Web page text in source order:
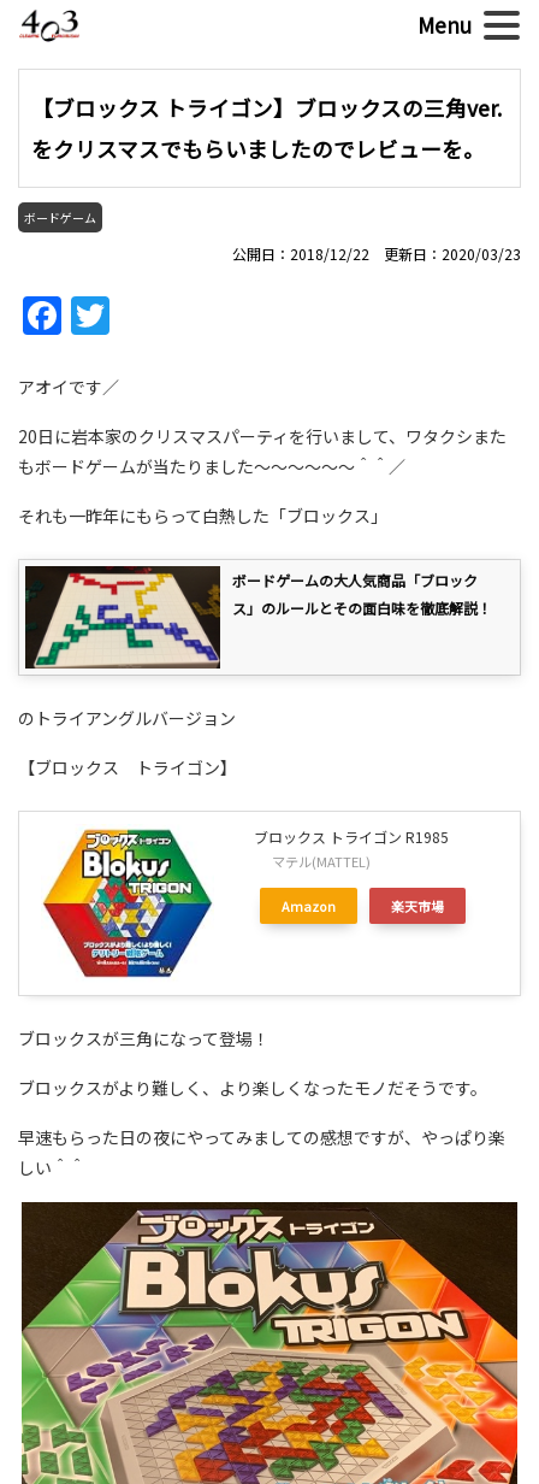
【ブロックス トライゴン】ブロックスの三角ver.
をクリスマスでもらいましたのでレビューを。
ボードゲーム
公開日：2018/12/22 更新日：2020/03/23
Facebook
アオイです／
20日に岩本家のクリスマスパーティを行いまして、ワタクシまた
もボードゲームが当たりました〜〜〜〜〜〜＾＾／
それも一昨年にもらって白熱した「ブロックス」
ボードゲームの大人気商品「ブロック
ス」のルールとその面白味を徹底解説！
のトライアングルバージョン
【ブロックス トライゴン】
ブロックス トライゴン R1985
マテル(MATTEL)
Amazon 楽天市場
ブロックスが三角になって登場！
ブロックスがより難しく、より楽しくなったモノだそうです。
早速もらった日の夜にやってみましての感想ですが、やっぱり楽
しい＾＾